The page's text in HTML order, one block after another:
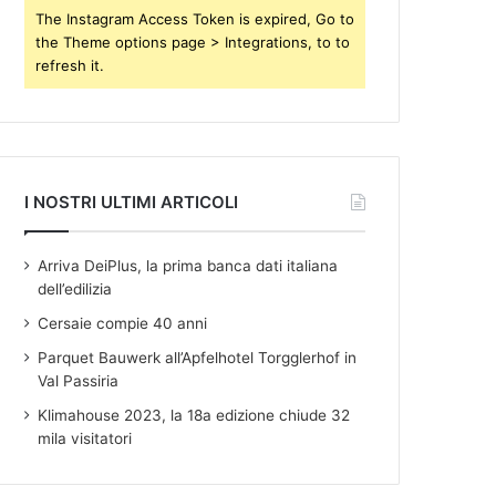
The Instagram Access Token is expired, Go to
the Theme options page > Integrations, to to
refresh it.
I NOSTRI ULTIMI ARTICOLI
Arriva DeiPlus, la prima banca dati italiana
dell’edilizia
Cersaie compie 40 anni
Parquet Bauwerk all’Apfelhotel Torgglerhof in
Val Passiria
Klimahouse 2023, la 18a edizione chiude 32
mila visitatori